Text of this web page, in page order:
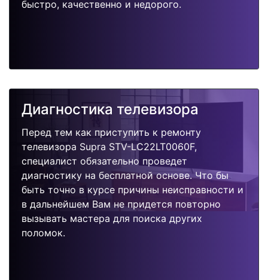
быстро, качественно и недорого.
Диагностика телевизора
Перед тем как приступить к ремонту
телевизора Supra STV-LC22LT0060F,
специалист обязательно проведет
диагностику на бесплатной основе. Что бы
быть точно в курсе причины неисправности и
в дальнейшем Вам не придется повторно
вызывать мастера для поиска других
поломок.